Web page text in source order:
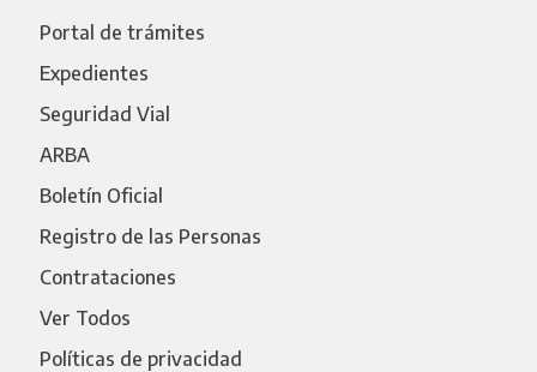
Portal de trámites
Expedientes
Seguridad Vial
ARBA
Boletín Oficial
Registro de las Personas
Contrataciones
Ver Todos
Políticas de privacidad